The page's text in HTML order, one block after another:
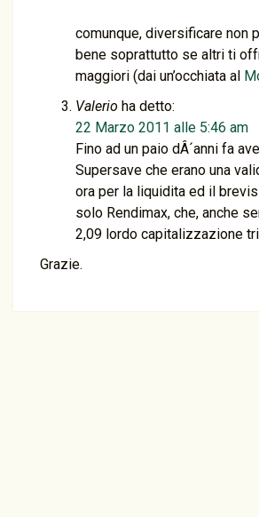
comunque, diversificare non
bene soprattutto se altri ti
maggiori (dai un’occhiata al
Valerio ha detto:
22 Marzo 2011 alle 5:46 am
Fino ad un paio dÂ´anni fa
Supersave che erano una
ora per la liquidita ed il
solo Rendimax, che, anche
2,09 lordo capitalizzazione
Grazie.